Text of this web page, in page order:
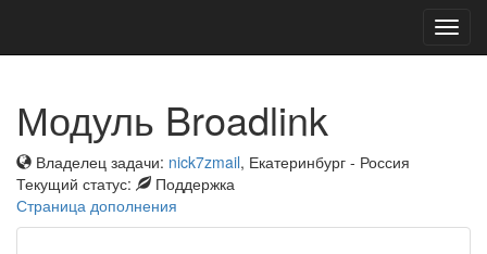
Модуль Broadlink
Владелец задачи: nick7zmail, Екатеринбург - Россия
Текущий статус:
Поддержка
Страница дополнения